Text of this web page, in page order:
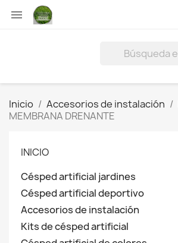

Inicio Accesorios de instalación
MEMBRANA DRENANTE
INICIO
Césped artificial jardines
Césped artificial deportivo
Accesorios de instalación
Kits de césped artificial